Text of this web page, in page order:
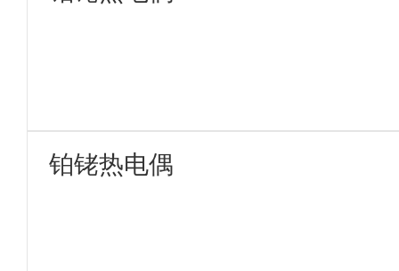
铂铑热电偶